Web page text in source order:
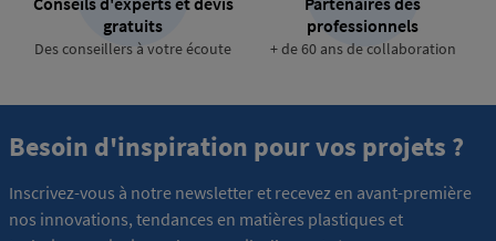
gratuits
Des conseillers à votre écoute
professionnels
+ de 60 ans de collaboration
Besoin d'inspiration pour vos projets ?
Inscrivez-vous à notre newsletter et recevez en avant-première
nos innovations, tendances en matières plastiques et